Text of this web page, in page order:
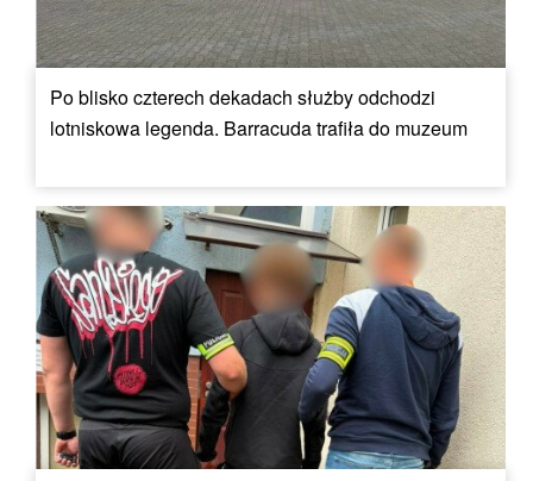
Po blisko czterech dekadach służby odchodzi
lotniskowa legenda. Barracuda trafiła do muzeum